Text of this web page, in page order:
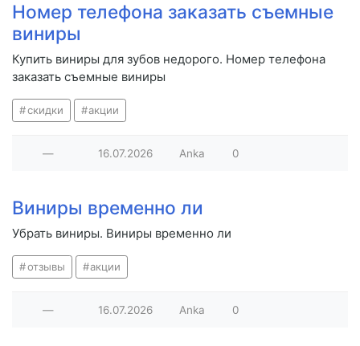
Номер телефона заказать съемные
виниры
Купить виниры для зубов недорого. Номер телефона
заказать съемные виниры
скидки акции
— 16.07.2026 Anka 0
Виниры временно ли
Убрать виниры. Виниры временно ли
отзывы акции
— 16.07.2026 Anka 0